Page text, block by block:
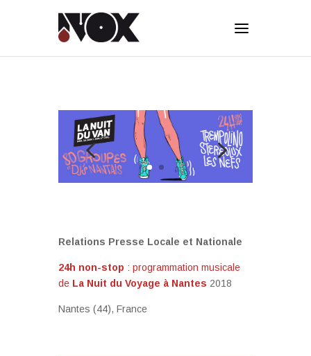
Relations Presse Locale et Nationale
24h non-stop : programmation musicale
de La Nuit du Voyage à Nantes 2018
Nantes (44), France